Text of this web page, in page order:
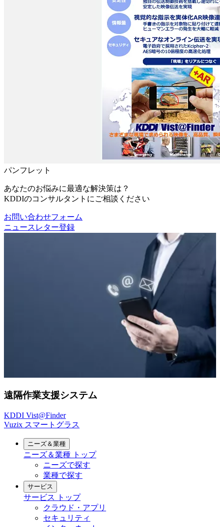
パンフレット
あなたのお悩みに最適な解決策は？
KDDIのコンサルタントにご相談ください
お問い合わせフォーム
ニュースレター登録
遠隔作業支援システム
KDDI Vist@Finder
Vuzix スマートグラス
ニーズ＆業種
ニーズ＆業種 トップ
ニーズで探す
業種で探す
サービス
サービス
トップ
クラウド・アプリ
セキュリティ